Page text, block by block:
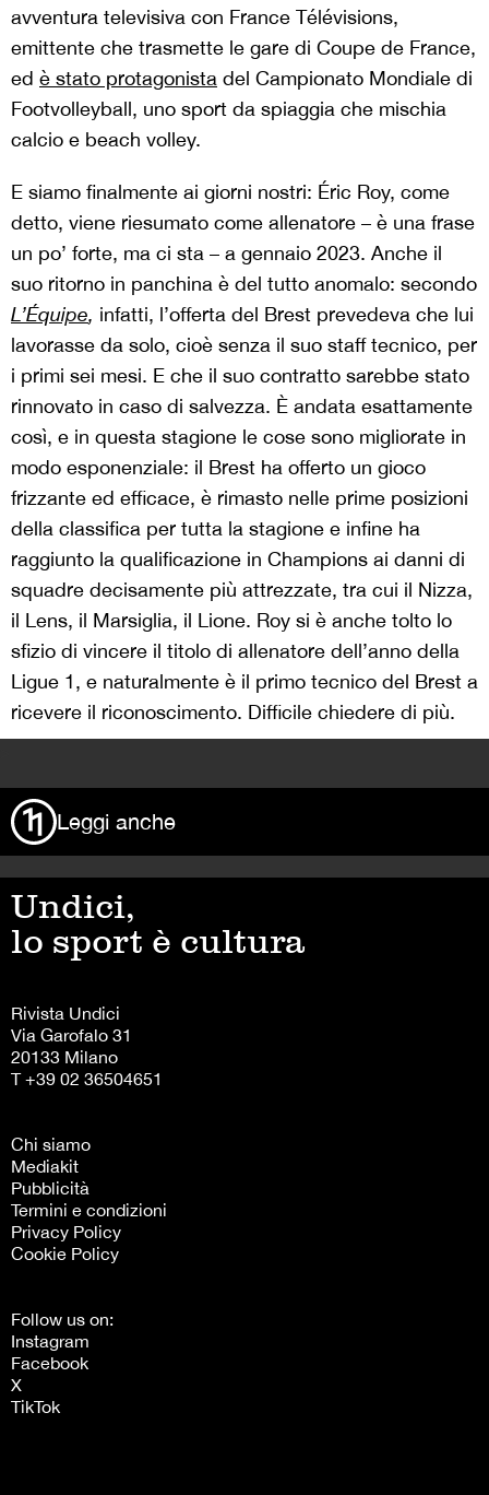
avventura televisiva con France Télévisions,
emittente che trasmette le gare di Coupe de France,
ed è stato protagonista del Campionato Mondiale di
Footvolleyball, uno sport da spiaggia che mischia
calcio e beach volley.
E siamo finalmente ai giorni nostri: Éric Roy, come
detto, viene riesumato come allenatore – è una frase
un po’ forte, ma ci sta – a gennaio 2023. Anche il
suo ritorno in panchina è del tutto anomalo: secondo
L’Équipe, infatti, l’offerta del Brest prevedeva che lui
lavorasse da solo, cioè senza il suo staff tecnico, per
i primi sei mesi. E che il suo contratto sarebbe stato
rinnovato in caso di salvezza. È andata esattamente
così, e in questa stagione le cose sono migliorate in
modo esponenziale: il Brest ha offerto un gioco
frizzante ed efficace, è rimasto nelle prime posizioni
della classifica per tutta la stagione e infine ha
raggiunto la qualificazione in Champions ai danni di
squadre decisamente più attrezzate, tra cui il Nizza,
il Lens, il Marsiglia, il Lione. Roy si è anche tolto lo
sfizio di vincere il titolo di allenatore dell’anno della
Ligue 1, e naturalmente è il primo tecnico del Brest a
ricevere il riconoscimento. Difficile chiedere di più.
Leggi anche
Undici,
lo sport è cultura
Rivista Undici
Via Garofalo 31
20133 Milano
T +39 02 36504651
Chi siamo
Mediakit
Pubblicità
Termini e condizioni
Privacy Policy
Cookie Policy
Follow us on:
Instagram
Facebook
X
TikTok